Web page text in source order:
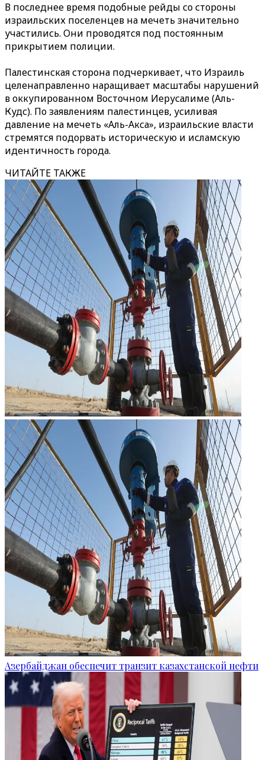
В последнее время подобные рейды со стороны
израильских поселенцев на мечеть значительно
участились. Они проводятся под постоянным
прикрытием полиции.
Палестинская сторона подчеркивает, что Израиль
целенаправленно наращивает масштабы нарушений
в оккупированном Восточном Иерусалиме (Аль-
Кудс). По заявлениям палестинцев, усиливая
давление на мечеть «Аль-Акса», израильские власти
стремятся подорвать историческую и исламскую
идентичность города.
ЧИТАЙТЕ ТАКЖЕ
Азербайджан обеспечит транзит казахстанской нефти